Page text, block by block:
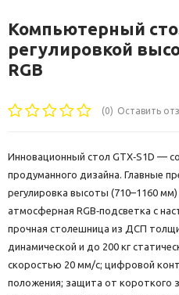
Компьютерный
регулировкой
RGB
(0) Оставить
Инновационный стол GTX‑S1D —
продуманного дизайна. Главные
регулировка высоты (710–1160
атмосферная RGB‑подсветка с
прочная столешница из ДСП
динамической и до 200 кг
скоростью 20 мм/с; цифровой
положения; защита от короткого